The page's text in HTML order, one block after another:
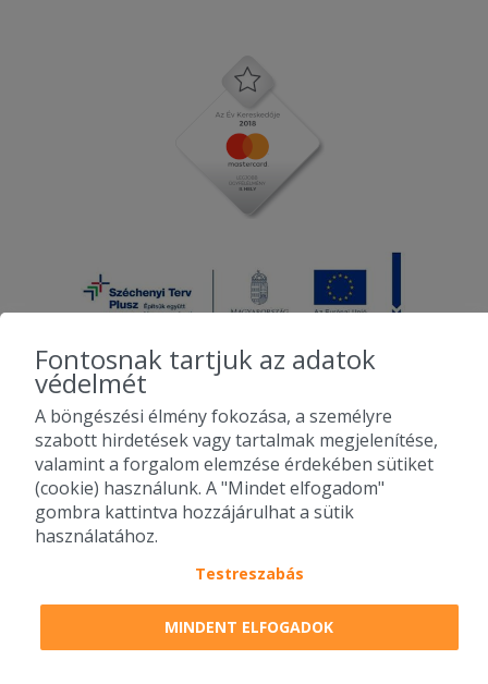
2010-2026 Copyright - Falatozz.hu - Diston-line Kft.
Pizza, gyros, hamburger, menük kedvező áron, egy helyen az összes
étterem ajánlata.
Fontosnak tartjuk az adatok
védelmét
A böngészési élmény fokozása, a személyre
szabott hirdetések vagy tartalmak megjelenítése,
valamint a forgalom elemzése érdekében sütiket
(cookie) használunk. A "Mindet elfogadom"
gombra kattintva hozzájárulhat a sütik
használatához.
Testreszabás
MINDENT ELFOGADOK